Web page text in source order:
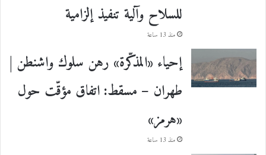
للسلاح وآلية تنفيذ إلزامية
منذ 13 ساعة
إحياء «المذكّرة» رهن سلوك واشنطن |
طهران – مسقط: اتفاق مؤقّت حول
«هرمز»
منذ 13 ساعة